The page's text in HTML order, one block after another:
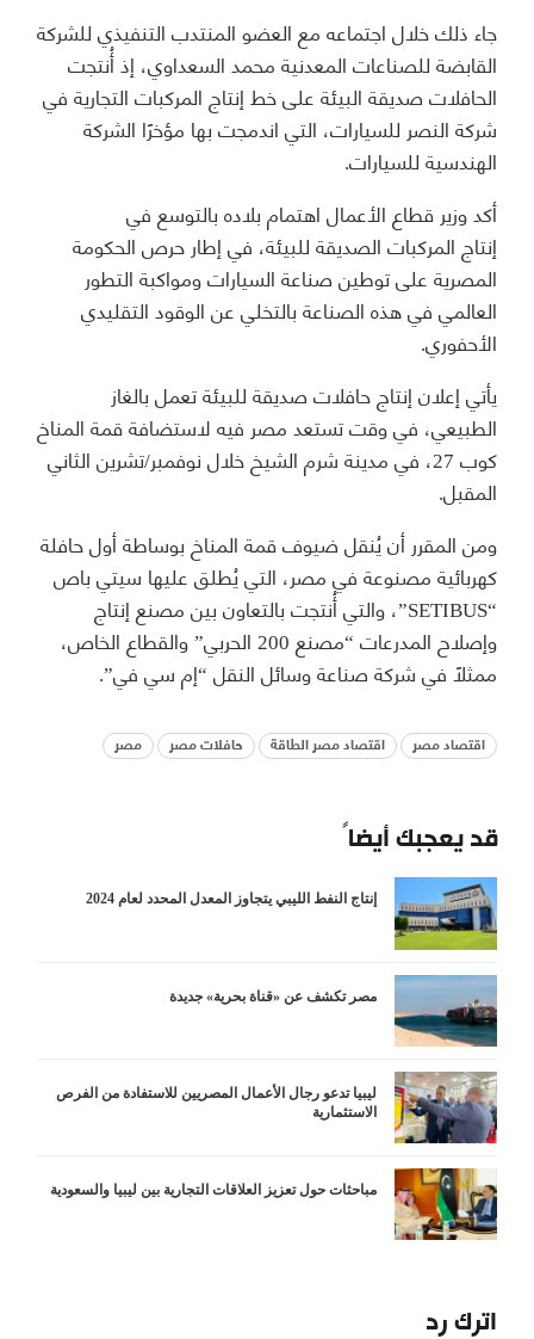
جاء ذلك خلال اجتماعه مع العضو المنتدب التنفيذي للشركة
القابضة للصناعات المعدنية محمد السعداوي، إذ أُنتجت
الحافلات صديقة البيئة على خط إنتاج المركبات التجارية في
شركة النصر للسيارات، التي اندمجت بها مؤخرًا الشركة
الهندسية للسيارات.
أكد وزير قطاع الأعمال اهتمام بلاده بالتوسع في
إنتاج المركبات الصديقة للبيئة، في إطار حرص الحكومة
المصرية على توطين صناعة السيارات ومواكبة التطور
العالمي في هذه الصناعة بالتخلي عن الوقود التقليدي
الأحفوري.
يأتي إعلان إنتاج حافلات صديقة للبيئة تعمل بالغاز
الطبيعي، في وقت تستعد مصر فيه لاستضافة قمة المناخ
كوب 27، في مدينة شرم الشيخ خلال نوفمبر/تشرين الثاني
المقبل.
ومن المقرر أن يُنقل ضيوف قمة المناخ بوساطة أول حافلة
كهربائية مصنوعة في مصر، التي يُطلق عليها سيتي باص
“SETIBUS”، والتي أُنتجت بالتعاون بين مصنع إنتاج
وإصلاح المدرعات “مصنع 200 الحربي” والقطاع الخاص،
ممثلًا في شركة صناعة وسائل النقل “إم سي في”.
اقتصاد مصر اقتصاد مصر الطاقة حافلات مصر مصر
قد يعجبك أيضاً
إنتاج النفط الليبي يتجاوز المعدل المحدد لعام 2024
مصر تكشف عن «قناة بحرية» جديدة
ليبيا تدعو رجال الأعمال المصريين للاستفادة من الفرص
الاستثمارية
مباحثات حول تعزيز العلاقات التجارية بين ليبيا والسعودية
اترك رد